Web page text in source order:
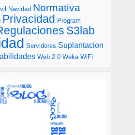
Navidad Normativa
Privacidad Program
S3lab
Servidores Suplantacion
Web 2.0 Weka WiFi